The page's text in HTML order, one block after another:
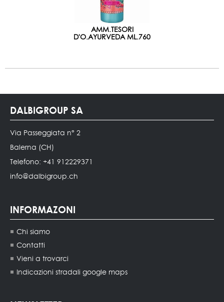
AMM.TESORI
D'O.AYURVEDA ML.760
DALBIGROUP SA
Via Passeggiata n° 2
Balerna (CH)
Telefono: +41 912229371
info@dalbigroup.ch
INFORMAZONI
Chi siamo
Contatti
Vieni a trovarci
Indicazioni stradali google maps